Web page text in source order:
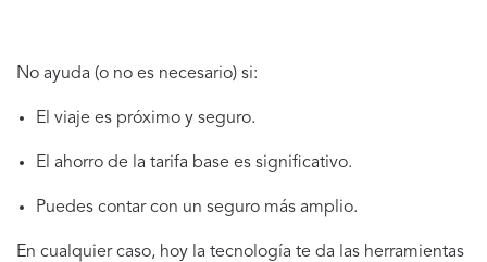
No ayuda (o no es necesario) si:
El viaje es próximo y seguro.
El ahorro de la tarifa base es significativo.
Puedes contar con un seguro más amplio.
En cualquier caso, hoy la tecnología te da las herramientas